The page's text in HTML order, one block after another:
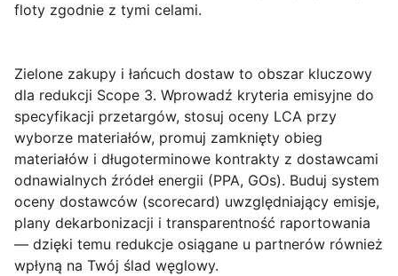
floty zgodnie z tymi celami.
Zielone zakupy i łańcuch dostaw to obszar kluczowy
dla redukcji Scope 3. Wprowadź kryteria emisyjne do
specyfikacji przetargów, stosuj oceny LCA przy
wyborze materiałów, promuj zamknięty obieg
materiałów i długoterminowe kontrakty z dostawcami
odnawialnych źródeł energii (PPA, GOs). Buduj system
oceny dostawców (scorecard) uwzględniający emisje,
plany dekarbonizacji i transparentność raportowania
— dzięki temu redukcje osiągane u partnerów również
wpłyną na Twój ślad węglowy.